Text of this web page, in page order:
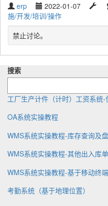
g
g
e
d
t
h
W
r
i
t
t
e
n
b
erp
P
u
b
i
s
2022-01-07
s
u
p
e
施/开发/培训/操作
禁止讨论。
搜索
工厂生产计件（计时）工资系统-
OA系统实操教程
WMS系统实操教程-库存查询及
WMS系统实操教程-其他出入库
WMS系统实操教程-基于移动终
考勤系统（基于地理位置）